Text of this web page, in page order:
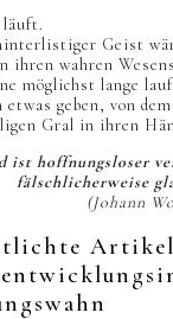
läuft.
Geist
ihren wahren
möglichst lange
etwas geben, von
Gral in ihren
ist hoffnungsloser
fälschlicherweise
(Johann